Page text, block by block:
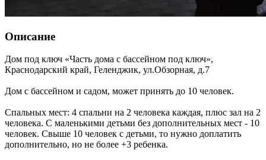
Описание
Дом под ключ «Часть дома с бассейном под ключ»,
Краснодарский край, Геленджик, ул.Обзорная, д.7
Дом с бассейном и садом, может принять до 10 человек.
Спальных мест: 4 спальни на 2 человека каждая, плюс зал на 2
человека. С маленькими детьми без дополнительных мест - 10
человек. Свыше 10 человек с детьми, то нужно доплатить
дополнительно, но не более +3 ребенка.